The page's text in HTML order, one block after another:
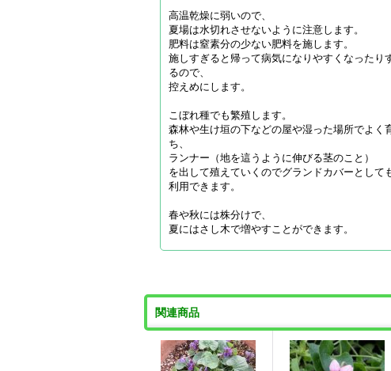
高温乾燥に弱いので、
夏場は水切れさせないように注意します。
肥料は窒素分の少ない肥料を施します。
施しすぎると帰って病気になりやすくなったり
るので、
控えめにします。
こぼれ種でも繁殖します。
森林や生け垣の下などの屋や湿った場所でよく
ち、
ランナー（地を這うように伸びる茎のこと）
を出して殖えていくのでグランドカバーとして
利用できます。
春や秋には株分けで、
夏にはさし木で増やすことができます。
関連商品